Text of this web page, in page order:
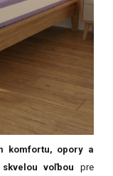
komfortu, opory a
skvelou voľbou pre